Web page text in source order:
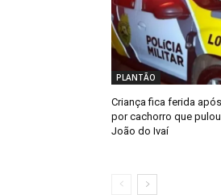
PLANTÃO
Criança fica ferida
por cachorro que
João do Ivaí